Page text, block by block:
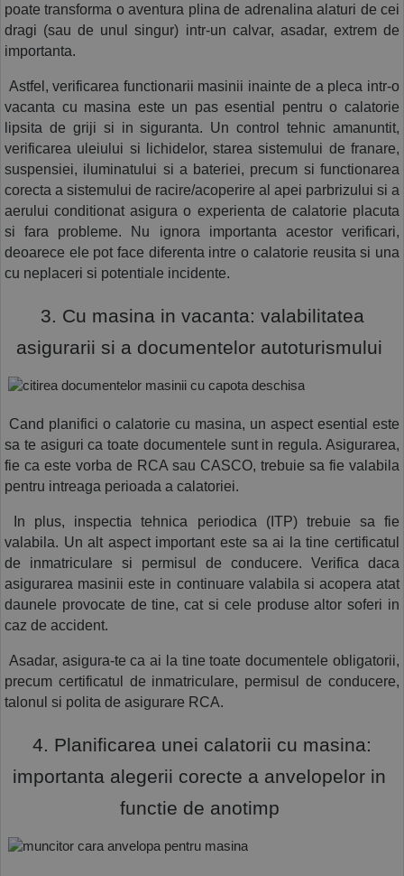
poate transforma o aventura plina de adrenalina alaturi de cei
dragi (sau de unul singur) intr-un calvar, asadar, extrem de
importanta.
Astfel, verificarea functionarii masinii inainte de a pleca intr-o
vacanta cu masina este un pas esential pentru o calatorie
lipsita de griji si in siguranta. Un control tehnic amanuntit,
verificarea uleiului si lichidelor, starea sistemului de franare,
suspensiei, iluminatului si a bateriei, precum si functionarea
corecta a sistemului de racire/acoperire al apei parbrizului si a
aerului conditionat asigura o experienta de calatorie placuta
si fara probleme. Nu ignora importanta acestor verificari,
deoarece ele pot face diferenta intre o calatorie reusita si una
cu neplaceri si potentiale incidente.
3. Cu masina in vacanta: valabilitatea
asigurarii si a documentelor autoturismului
Cand planifici o calatorie cu masina, un aspect esential este
sa te asiguri ca toate documentele sunt in regula. Asigurarea,
fie ca este vorba de RCA sau CASCO, trebuie sa fie valabila
pentru intreaga perioada a calatoriei.
In plus, inspectia tehnica periodica (ITP) trebuie sa fie
valabila. Un alt aspect important este sa ai la tine certificatul
de inmatriculare si permisul de conducere. Verifica daca
asigurarea masinii este in continuare valabila si acopera atat
daunele provocate de tine, cat si cele produse altor soferi in
caz de accident.
Asadar, asigura-te ca ai la tine toate documentele obligatorii,
precum certificatul de inmatriculare, permisul de conducere,
talonul si polita de asigurare RCA.
4. Planificarea unei calatorii cu masina:
importanta alegerii corecte a anvelopelor in
functie de anotimp